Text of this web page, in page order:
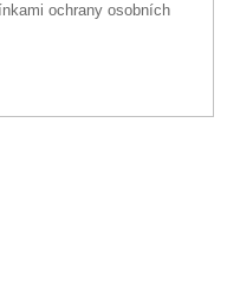
ochrany osobních